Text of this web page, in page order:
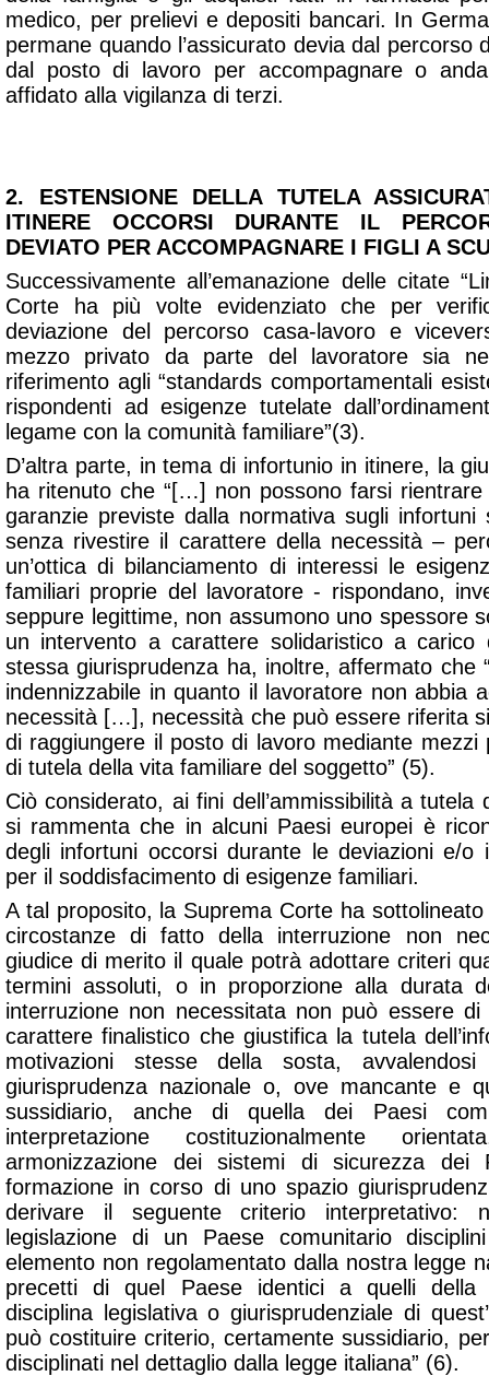
medico, per prelievi e depositi bancari. In
permane quando l’assicurato devia dal percorso
dal posto di lavoro per accompagnare o
affidato alla vigilanza di terzi.
2. ESTENSIONE DELLA TUTELA
ITINERE OCCORSI DURANTE IL
DEVIATO PER ACCOMPAGNARE I FIGLI A
Successivamente all’emanazione delle citate
Corte ha più volte evidenziato che per
deviazione del percorso casa-lavoro e
mezzo privato da parte del lavoratore sia
riferimento agli “standards comportamentali
rispondenti ad esigenze tutelate
legame con la comunità familiare”(3).
D’altra parte, in tema di infortunio in itinere, la
ha ritenuto che “[…] non possono farsi
garanzie previste dalla normativa sugli infortuni
senza rivestire il carattere della necessità –
un’ottica di bilanciamento di interessi le
familiari proprie del lavoratore - rispondano,
seppure legittime, non assumono uno spessore
un intervento a carattere solidaristico a carico
stessa giurisprudenza ha, inoltre, affermato che
indennizzabile in quanto il lavoratore non abbia
necessità […], necessità che può essere riferita
di raggiungere il posto di lavoro mediante mezzi
di tutela della vita familiare del soggetto” (5).
Ciò considerato, ai fini dell’ammissibilità a tutela
si rammenta che in alcuni Paesi europei è
degli infortuni occorsi durante le deviazioni e/o
per il soddisfacimento di esigenze familiari.
A tal proposito, la Suprema Corte ha
circostanze di fatto della interruzione non
giudice di merito il quale potrà adottare criteri
termini assoluti, o in proporzione alla durata
interruzione non necessitata non può essere
carattere finalistico che giustifica la tutela
motivazioni stesse della sosta,
giurisprudenza nazionale o, ove mancante e
sussidiario, anche di quella dei Paesi
interpretazione costituzionalmente
armonizzazione dei sistemi di sicurezza dei
formazione in corso di uno spazio
derivare il seguente criterio
legislazione di un Paese comunitario
elemento non regolamentato dalla nostra legge
precetti di quel Paese identici a quelli della
disciplina legislativa o giurisprudenziale di
può costituire criterio, certamente sussidiario,
disciplinati nel dettaglio dalla legge italiana” (6).